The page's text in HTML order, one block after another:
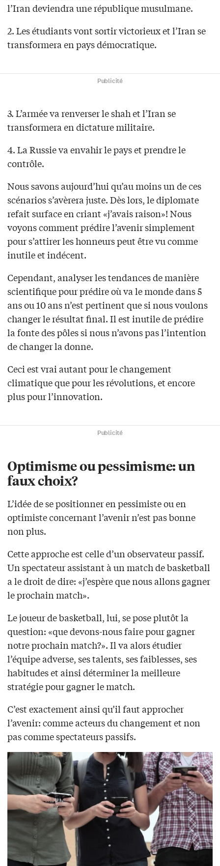
l’Iran deviendra une république musulmane.
2. Les étudiants vont sortir victorieux et l’Iran se
transformera en pays démocratique.
Publicité
3. L’armée va renverser le shah et l’Iran se
transformera en dictature militaire.
4. La Russie va envahir le pays et prendre le
contrôle.
Nous savons aujourd’hui qu’au moins un de ces
scénarios s’avèrera juste. Dès lors, le diplomate
refait surface en criant «j’avais raison»! Nous
voyons comment prédire l’avenir simplement
pour s’attirer les honneurs peut être vu comme
inutile et indécent.
Cependant, analyser les tendances de manière
scientifique pour prédire où va le monde dans 5
ans ou 10 ans n’est pertinent que si nous voulons
changer le résultat final. Il est inutile de prédire
la fonte des pôles si nous n’avons pas l’intention
de changer la donne.
Ceci est vrai autant pour le changement
climatique que pour les révolutions, et encore
plus pour l’innovation.
Publicité
Optimisme ou pessimisme: un
faux choix?
L’idée de se positionner en pessimiste ou en
optimiste concernant l’avenir n’est pas bonne
non plus.
Cette approche est celle d’un observateur passif.
Un spectateur assistant à un match de basketball
a le droit de dire: «j’espère que nous allons gagner
le prochain match».
Le joueur de basketball, lui, se pose plutôt la
question: «que devons-nous faire pour gagner
notre prochain match?». Il va alors étudier
l’équipe adverse, ses talents, ses faiblesses, ses
habitudes et ainsi déterminer la meilleure
stratégie pour gagner le match.
C’est exactement ainsi qu’il faut approcher
l’avenir: comme acteurs du changement et non
pas comme spectateurs passifs.